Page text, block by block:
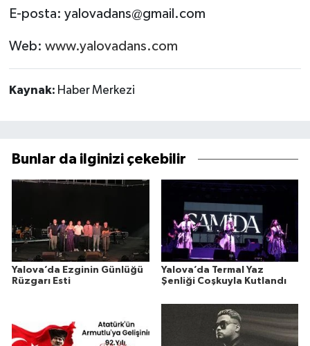
E-posta: yalovadans@gmail.com
Web: www.yalovadans.com
Kaynak: Haber Merkezi
Bunlar da ilginizi çekebilir
Yalova’da Ezginin Günlüğü
Rüzgarı Esti
Yalova’da Termal Yaz
Şenliği Coşkuyla Kutlandı